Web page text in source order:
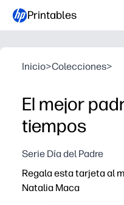
Printables
Inicio>Colecciones>
El mejor
tiempos
Serie Día del Padre
Regala esta tarjeta al
Natalia Maca